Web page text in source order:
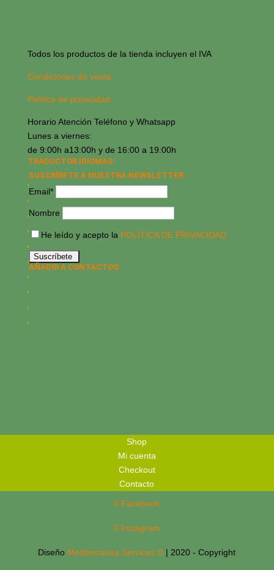
Todos los productos de la tienda incluyen el IVA
Condiciones de venta
Política de privacidad
Horario Atención Teléfono y Whatsapp
Lunes a viernes:
de 9:00h a13:00h y de 16:00 a 19:00h
TRADUCTOR IDIOMAS:
SUSCRÍBETE A NUESTRA NEWSLETTER:
Email*
Nombre
He leído y acepto la POLÍTICA DE PRIVACIDAD
AÑADIR A CONTACTOS:
Shop
Mi cuenta
Checkout
Contacto
Facebook
Instagram
Diseño Mediterranea Services © | 2020 - Copyright